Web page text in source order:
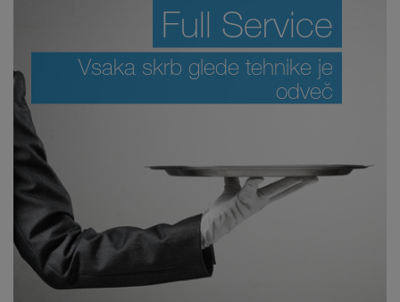
Full Service
Vsaka skrb glede tehnike je
odveč